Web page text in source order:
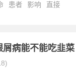
患者 影响 直接
病能不能吃韭菜